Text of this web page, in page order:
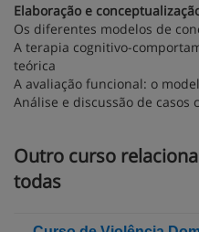
Elaboração e
Os diferentes modelos de
A terapia cognitivo-
teórica
A avaliação funcional: o
Análise e discussão de casos
Outro curso
todas